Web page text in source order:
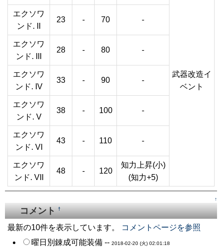
武器改造イ
ベント
エクソワ
ンド. II
23 - 70 -
エクソワ
ンド. III
28 - 80 -
エクソワ
ンド. IV
33 - 90 -
エクソワ
ンド. V
38 - 100 -
エクソワ
ンド. VI
43 - 110 -
エクソワ
ンド. VII
48 - 120
知力上昇(小)
(知力+5)
↑
コメント†
最新の10件を表示しています。
コメントページを参照
曜日別錬成可能装備 -- 2018-02-20 (火) 02:01:18